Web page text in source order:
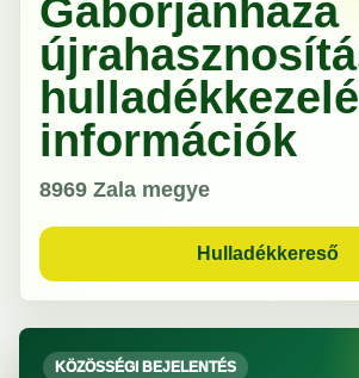
Gáborjánháza
információk
8969 Zala megye
Hulladékkereső
KÖZÖSSÉGI BEJELENTÉS